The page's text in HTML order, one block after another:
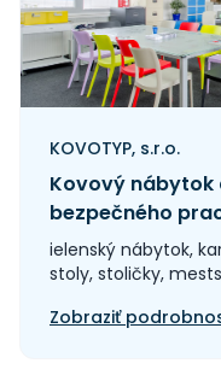
KOVOTYP, s.r.o.
Kovový nábytok
bezpečného
ielenský nábytok,
stoly, stoličky,
Zobraziť